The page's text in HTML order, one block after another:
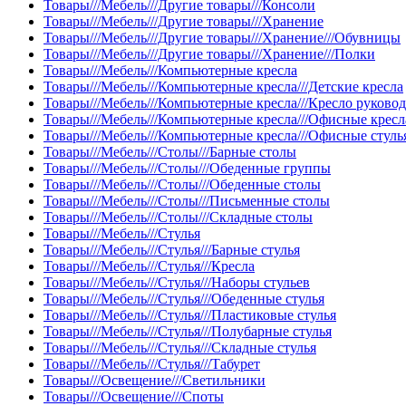
Товары///Мебель///Другие товары///Консоли
Товары///Мебель///Другие товары///Хранение
Товары///Мебель///Другие товары///Хранение///Обувницы
Товары///Мебель///Другие товары///Хранение///Полки
Товары///Мебель///Компьютерные кресла
Товары///Мебель///Компьютерные кресла///Детские кресла
Товары///Мебель///Компьютерные кресла///Кресло
Товары///Мебель///Компьютерные кресла///Офисные
Товары///Мебель///Компьютерные кресла///Офисные
Товары///Мебель///Столы///Барные столы
Товары///Мебель///Столы///Обеденные группы
Товары///Мебель///Столы///Обеденные столы
Товары///Мебель///Столы///Письменные столы
Товары///Мебель///Столы///Складные столы
Товары///Мебель///Стулья
Товары///Мебель///Стулья///Барные стулья
Товары///Мебель///Стулья///Кресла
Товары///Мебель///Стулья///Наборы стульев
Товары///Мебель///Стулья///Обеденные стулья
Товары///Мебель///Стулья///Пластиковые стулья
Товары///Мебель///Стулья///Полубарные стулья
Товары///Мебель///Стулья///Складные стулья
Товары///Мебель///Стулья///Табурет
Товары///Освещение///Светильники
Товары///Освещение///Споты